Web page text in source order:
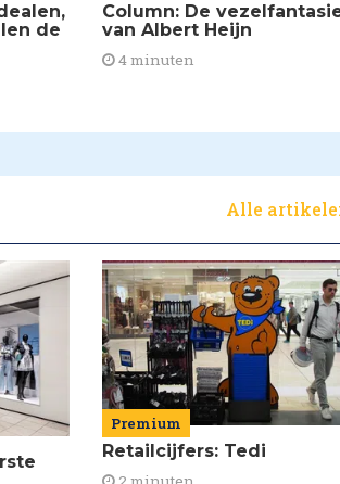
de
Column: De
van Albert Heijn
4 minuten
Alle
Premium
Retailcijfers: Tedi